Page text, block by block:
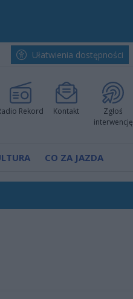
Ułatwienia dostępności
Rekord Kontakt
Zgłoś
interwencję
CO ZA JAZDA